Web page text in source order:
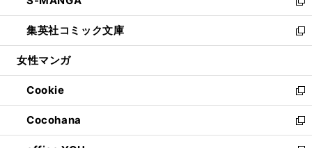
開
く
ウ
で
開
ン
ド
ウ
開
く
い
ウ
ィ
ン
ウ
で
開
く
新
し
い
ウ
ン
ド
ウ
で
開
集英社コミック文庫
新
し
ウ
ィ
ン
ド
ウ
女性マンガ
Cookie
新
し
い
ウ
Cocohana
新
し